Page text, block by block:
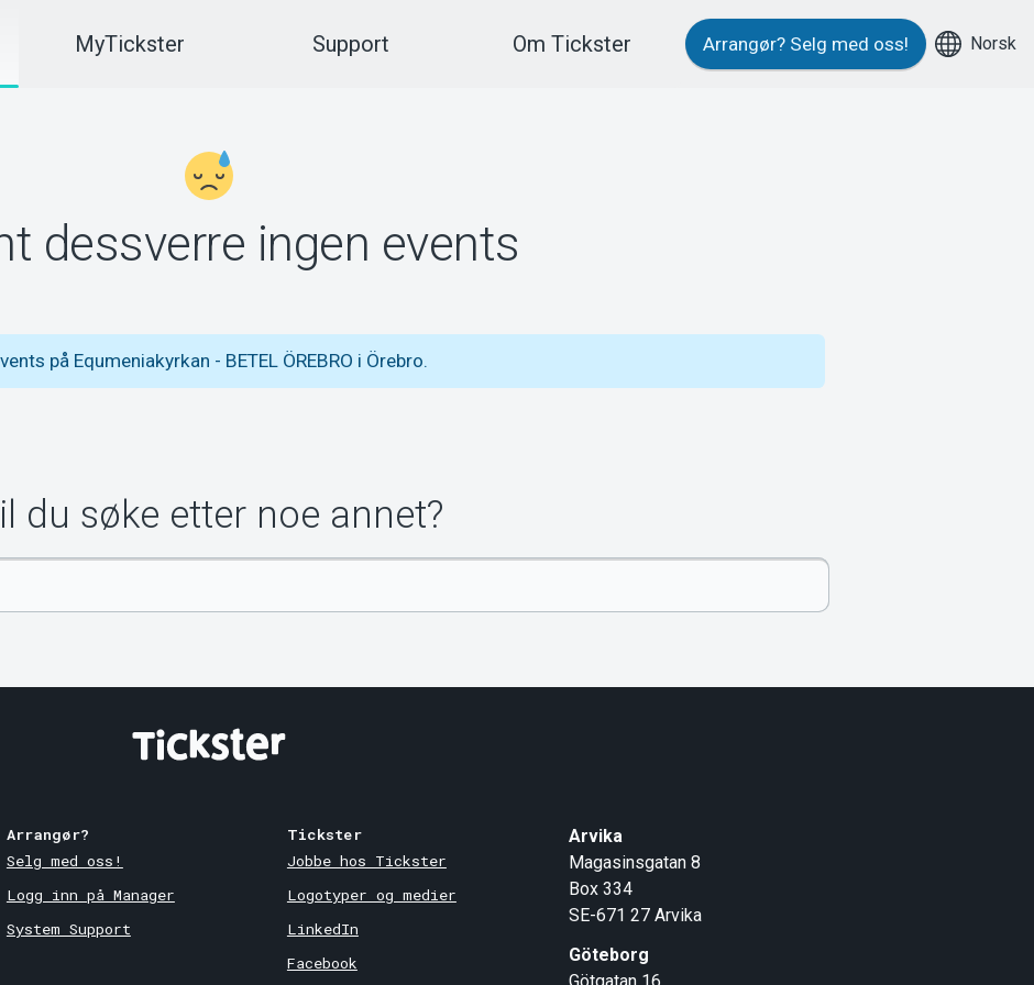
MyTickster Support Om Tickster Arrangør? Selg med oss! Norsk
dessverre ingen events
på Equmeniakyrkan - BETEL ÖREBRO i Örebro.
du søke etter noe annet?
Arrangør?
Selg med oss!
Logg inn på Manager
System Support
Tickster
Jobbe hos Tickster
Logotyper og medier
LinkedIn
Facebook
Arvika
Magasinsgatan 8
Box 334
SE-671 27 Arvika
Göteborg